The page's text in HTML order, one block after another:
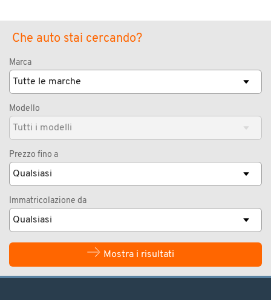
Che auto stai cercando?
Marca
Modello
Prezzo fino a
Immatricolazione da
Mostra i risultati